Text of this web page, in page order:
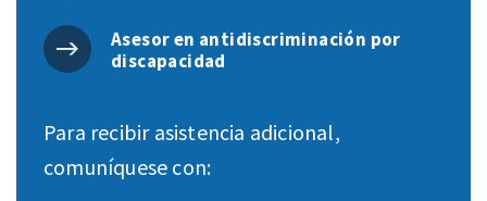
Asesor en antidiscriminación por
discapacidad
Para recibir asistencia adicional,
comuníquese con: